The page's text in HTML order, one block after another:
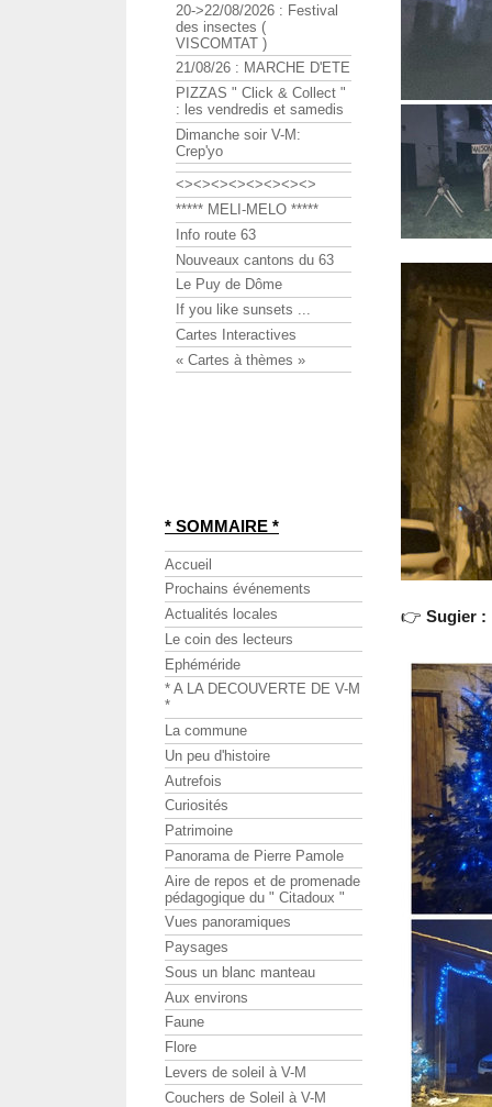
👉 Sugier :
20->22/08/2026 : Festival
des insectes (
VISCOMTAT )
21/08/26 : MARCHE D'ETE
PIZZAS " Click & Collect "
: les vendredis et samedis
Dimanche soir V-M:
Crep'yo
<><><><><><><><>
***** MELI-MELO *****
Info route 63
Nouveaux cantons du 63
Le Puy de Dôme
If you like sunsets ...
Cartes Interactives
« Cartes à thèmes »
* SOMMAIRE *
Accueil
Prochains événements
Actualités locales
Le coin des lecteurs
Ephéméride
* A LA DECOUVERTE DE V-M
*
La commune
Un peu d'histoire
Autrefois
Curiosités
Patrimoine
Panorama de Pierre Pamole
Aire de repos et de promenade
pédagogique du " Citadoux "
Vues panoramiques
Paysages
Sous un blanc manteau
Aux environs
Faune
Flore
Levers de soleil à V-M
Couchers de Soleil à V-M